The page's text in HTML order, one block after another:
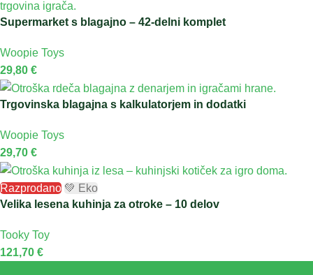
Supermarket s blagajno – 42-delni komplet
Woopie Toys
29,80 €
Trgovinska blagajna s kalkulatorjem in dodatki
Woopie Toys
29,70 €
Razprodano 💚 Eko
Velika lesena kuhinja za otroke – 10 delov
Tooky Toy
121,70 €